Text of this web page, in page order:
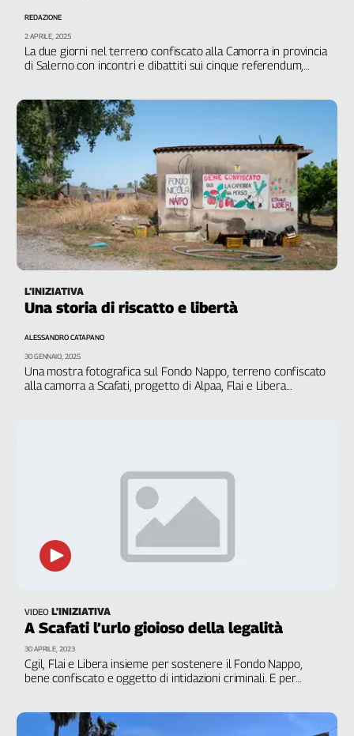
Girasoli
Sassolino
Economica
Tech
It
Easy
Inserti
Idea
Diffusa
InFlai
Le
trasmissioni
Progress
Basilicata
Campania
Emilia-
Romagna
Friuli
Venezia
Lazio
La due giorni nel terreno confiscato alla Camorra in provincia
di Salerno con incontri e dibattiti sui cinque referendum,
REDAZIONE
2 APRILE, 2025
L’INIZIATIVA
Una storia di riscatto e libertà
Una mostra fotografica sul Fondo Nappo, terreno confiscato
alla camorra a Scafati, progetto di Alpaa, Flai e Libera
ALESSANDRO CATAPANO
30 GENNAIO, 2025
VIDEO L'INIZIATIVA
A Scafati l’urlo gioioso della legalità
Cgil, Flai e Libera insieme per sostenere il Fondo Nappo,
bene confiscato e oggetto di intidazioni criminali. E per
30 APRILE, 2023